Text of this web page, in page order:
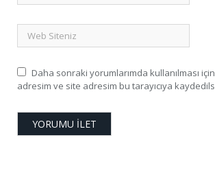
Daha sonraki yorumlarımda kullanılması
adresim ve site adresim bu tarayıcıya